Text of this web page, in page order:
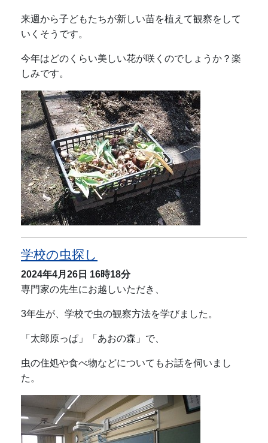
来週から子どもたちが新しい苗を植えて観察をして
いくそうです。
今年はどのくらい美しい花が咲くのでしょうか？楽
しみです。
学校の虫探し
2024年4月26日 16時18分
専門家の先生にお越しいただき、
3年生が、学校で虫の観察方法を学びました。
「太郎原っぱ」「あおの森」で、
虫の住処や食べ物などについてもお話を伺いまし
た。